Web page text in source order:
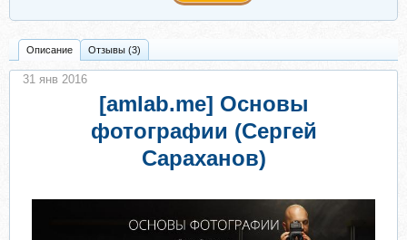
Описание Отзывы (3)
[amlab.me] Основы
фотографии (Сергей
Сараханов)
31 янв 2016